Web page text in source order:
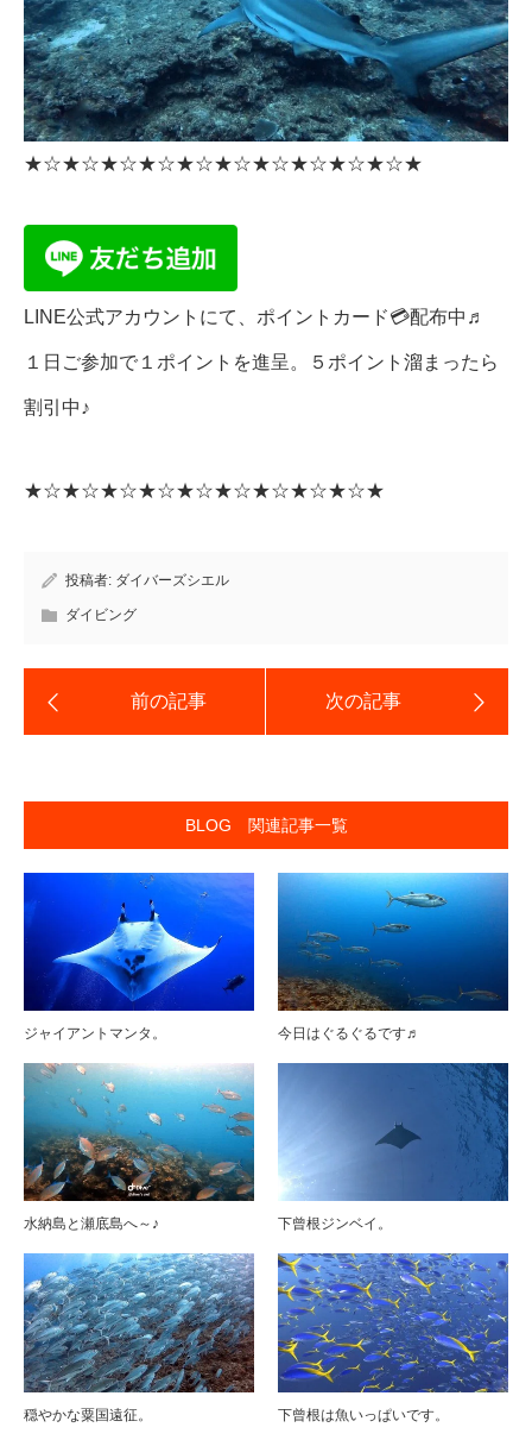
★☆★☆★☆★☆★☆★☆★☆★☆★☆★☆★
LINE公式アカウントにて、ポイントカード💳配布中♬
１日ご参加で１ポイントを進呈。５ポイント溜まったら
割引中♪
★☆★☆★☆★☆★☆★☆★☆★☆★☆★
投稿者: ダイバーズシエル
ダイビング
BLOG 関連記事一覧
ジャイアントマンタ。 今日はぐるぐるです♬
水納島と瀬底島へ～♪ 下曾根ジンベイ。
穏やかな粟国遠征。 下曾根は魚いっぱいです。